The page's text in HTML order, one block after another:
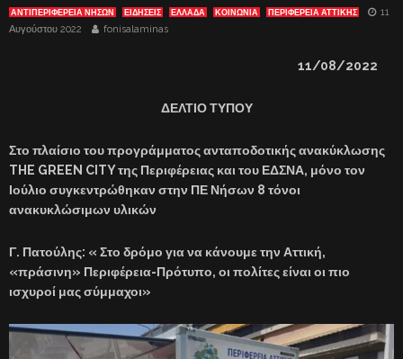
ΑΝΤΙΠΕΡΙΦΈΡΕΙΑ ΝΉΣΩΝ ΕΙΔΗΣΕΙΣ ΕΛΛΑΔΑ ΚΟΙΝΩΝΙΑ ΠΕΡΙΦΕΡΕΙΑ ΑΤΤΙΚΗΣ
11
Αυγούστου 2022
fonisalaminas
11/08/2022
ΔΕΛΤΙΟ ΤΥΠΟΥ
Στο πλαίσιο του προγράμματος ανταποδοτικής ανακύκλωσης
THE GREEN CITY της Περιφέρειας και του ΕΔΣΝΑ, μόνο τον
Ιούλιο συγκεντρώθηκαν στην ΠΕ Νήσων 8 τόνοι
ανακυκλώσιμων υλικών
Γ. Πατούλης: « Στο δρόμο για να κάνουμε την Αττική,
«πράσινη» Περιφέρεια-Πρότυπο, οι πολίτες είναι οι πιο
ισχυροί μας σύμμαχοι»